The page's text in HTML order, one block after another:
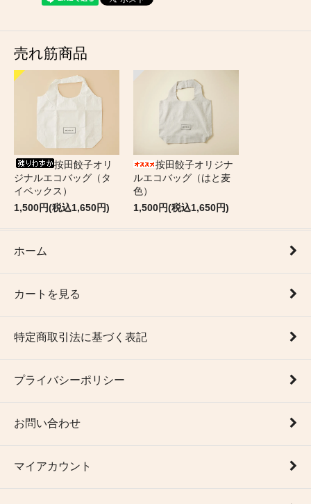
売れ筋商品
按田餃子オリ
ジナルエコバッグ（タ
イベックス）
1,500円(税込1,650円)
按田餃子オリジナ
ルエコバッグ（はと麦
色）
1,500円(税込1,650円)
ホーム
カートを見る
特定商取引法に基づく表記
プライバシーポリシー
お問い合わせ
マイアカウント